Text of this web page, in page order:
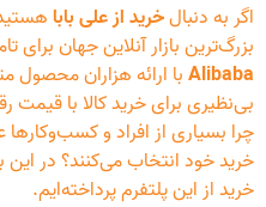
اگر به دنبالخرید از علی بابا
بزرگ‌ترین بازار آنلاین جهان برای
Alibabaبا ارائه هزاران
بی‌نظیری برای خرید کالا با قیمت
چرا بسیاری از افراد و
خرید خود انتخاب می‌کنند؟ در
خرید از این پلتفرم پرداخته‌ایم.